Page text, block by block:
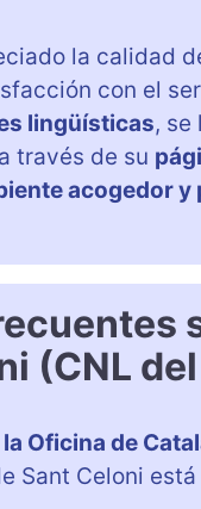
la calidad
con el
lingüísticas, se
través de su
acogedor y
(CNL
Oficina de
Sant Celoni